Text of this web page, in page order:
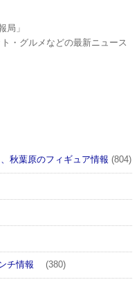
局」
・グルメなどの最新ニュース
秋葉原のフィギュア情報 (804)
チ情報 (380)